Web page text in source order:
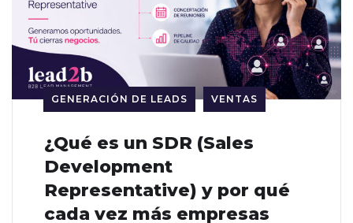
GENERACIÓN DE LEADS VENTAS
¿Qué es un SDR (Sales
Development
Representative) y por qué
cada vez más empresas